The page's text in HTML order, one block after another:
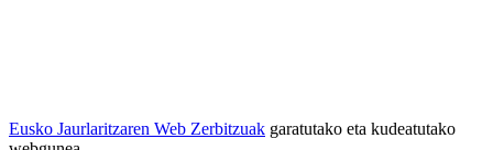
Eusko Jaurlaritzaren Web Zerbitzuak garatutako eta kudeatutako